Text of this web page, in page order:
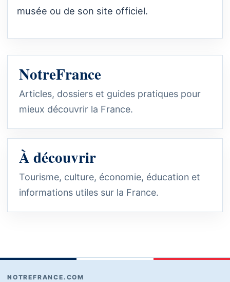
musée ou de son site officiel.
NotreFrance
Articles, dossiers et guides pratiques pour
mieux découvrir la France.
À découvrir
Tourisme, culture, économie, éducation et
informations utiles sur la France.
NOTREFRANCE.COM